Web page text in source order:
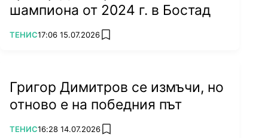
шампиона от 2024 г. в Бостад
ПОВЕЧЕ ОТ
ТЕНИС17:06 15.07.2026 add favorites
Григор Димитров се измъчи, но
отново е на победния път
ПОВЕЧЕ ОТ
ТЕНИС16:28 14.07.2026 add favorites